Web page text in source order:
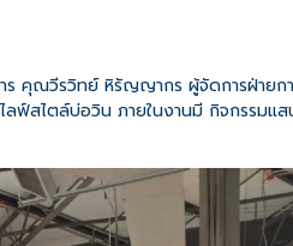
ณวีรวิทย์ หิรัญญากร ผู้จัดการฝ่ายกา
สไตล์บ่อวิน ภายในงานมี กิจกรรมแ